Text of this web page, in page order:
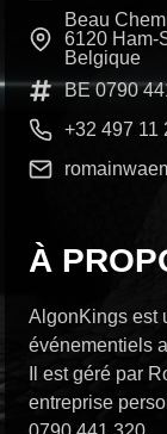
Beau
6120 Ham-
Belgique
BE 0790
+32 497 11
À
AlgonKings est
événementiels
Il est géré par
entreprise